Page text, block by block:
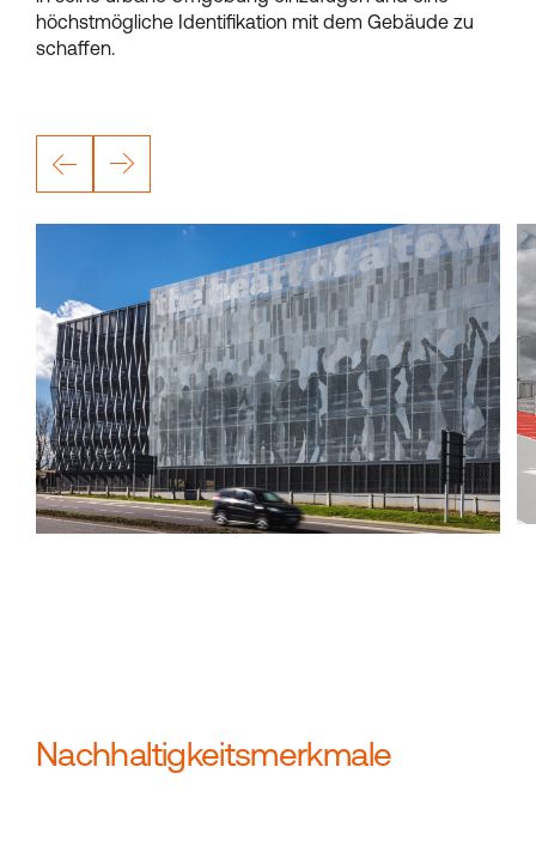
höchstmögliche Identifikation mit dem Gebäude zu
schaffen.
Nachhaltigkeitsmerkmale